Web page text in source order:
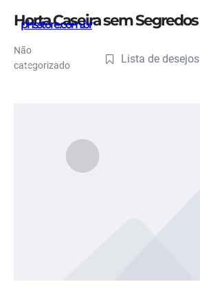
Pular
para
conteúdo
phsstore.com.br
Horta Caseira sem Segredos
Não
categorizado
Lista de desejos